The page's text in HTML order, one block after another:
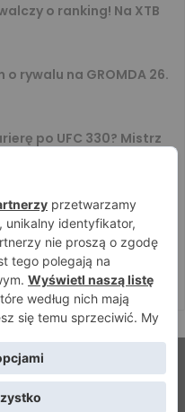
o ranking! Na XTB
o rywalu na GROMDA 26.
po UFC 330? Mistrz
sugestia o
[VIDEO]
Zobacz face to face
prawa zastrzeżone |
Kontakt